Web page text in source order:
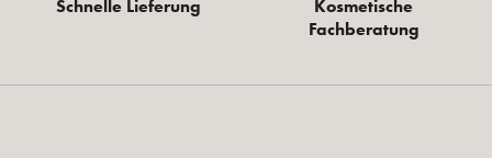
Schnelle Lieferung
Kosmetische
Fachberatung